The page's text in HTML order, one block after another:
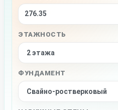
ЭТАЖНОСТЬ
ФУНДАМЕНТ